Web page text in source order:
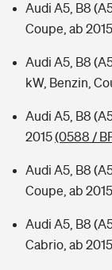
Audi A5, B8
Coupe, ab 2015
Audi A5, B8
kW, Benzin,
Audi A5, B8
2015(0588 /
Audi A5, B8
Coupe, ab 2015
Audi A5, B8
Cabrio, ab 2015